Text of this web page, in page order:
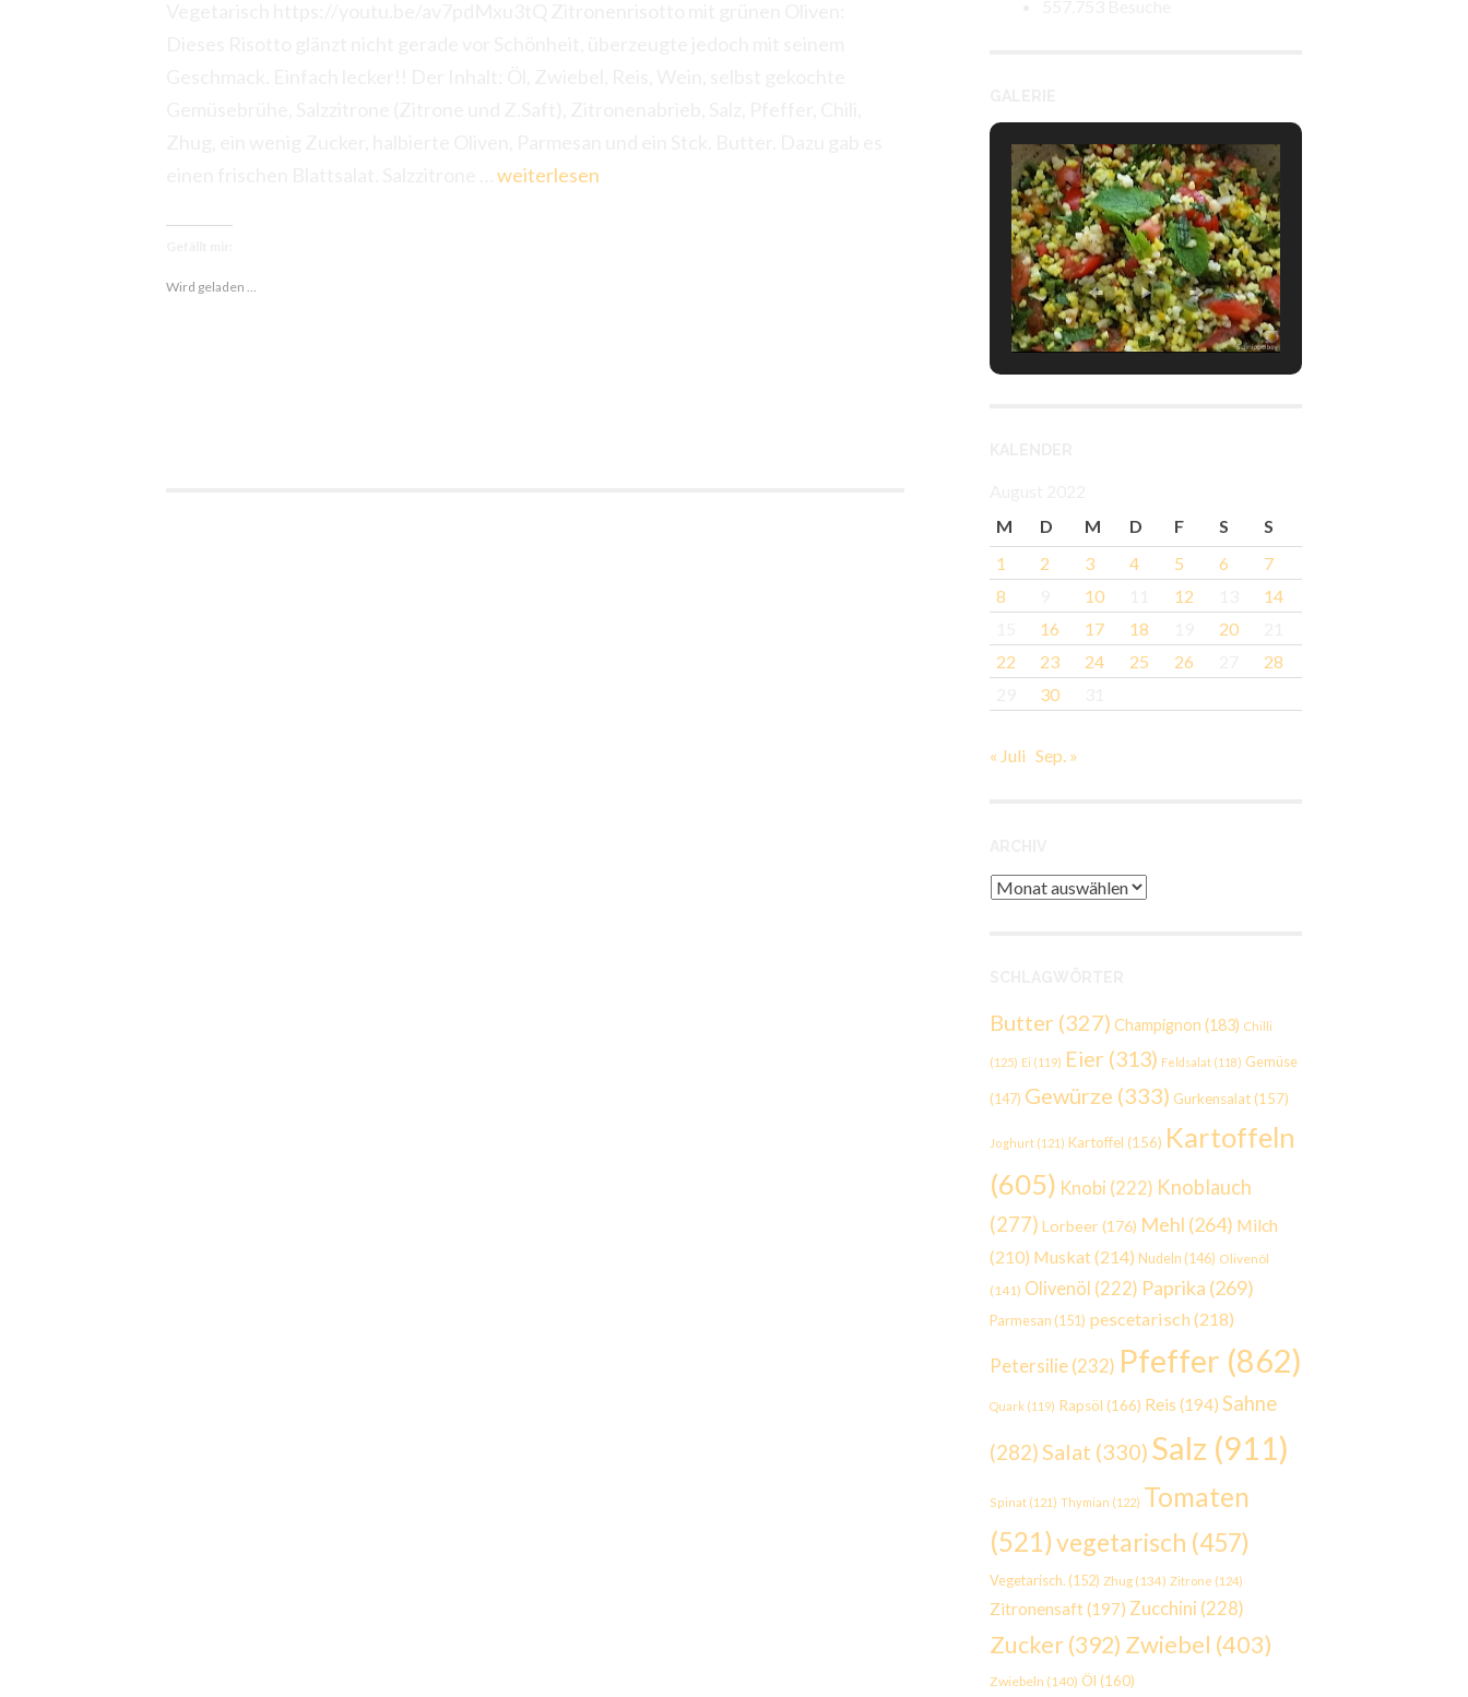
Zitronenrisotto
weiterlesen
Wird geladen …
M
D M D F S
S
1
2 3 4 5 6
7
8
10 12
14
16 17 18 20
22
23 24 25 26
28
30
« Juli Sep. »
Archiv
Butter (327) Champignon (183) Chilli
(125) Ei (119) Eier (313) Feldsalat (118) Gemüse
(147) Gewürze (333) Gurkensalat (157)
Joghurt (121) Kartoffel (156) Kartoffeln
(605) Knobi (222) Knoblauch
(277) Lorbeer (176) Mehl (264) Milch
(210) Muskat (214) Nudeln (146) Olivenöl
(141) Olivenöl (222) Paprika (269)
Parmesan (151) pescetarisch (218)
Petersilie(232) Pfeffer (862)
Quark (119) Rapsöl (166) Reis (194) Sahne
(282) Salat (330) Salz (911)
Spinat (121) Thymian (122) Tomaten
(521)vegetarisch (457)
Vegetarisch. (152) Zhug (134) Zitrone (124)
Zitronensaft(197) Zucchini (228)
Zucker(392) Zwiebel (403)
Zwiebeln (140) Öl (160)